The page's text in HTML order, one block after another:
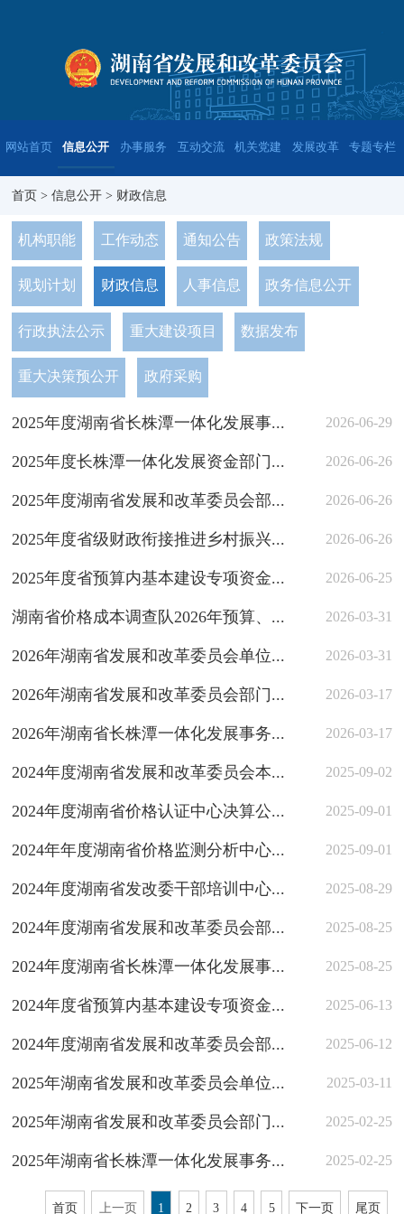
网站首页 信息公开 办事服务 互动交流 机关党建 发展改革 专题专栏
首页> 信息公开> 财政信息
机构职能 工作动态 通知公告 政策法规
规划计划 财政信息 人事信息 政务信息公开
行政执法公示 重大建设项目 数据发布
重大决策预公开 政府采购
2025年度湖南省长株潭一体化发展事... 2026-06-29
2025年度长株潭一体化发展资金部门... 2026-06-26
2025年度湖南省发展和改革委员会部... 2026-06-26
2025年度省级财政衔接推进乡村振兴... 2026-06-26
2025年度省预算内基本建设专项资金... 2026-06-25
湖南省价格成本调查队2026年预算、... 2026-03-31
2026年湖南省发展和改革委员会单位... 2026-03-31
2026年湖南省发展和改革委员会部门... 2026-03-17
2026年湖南省长株潭一体化发展事务... 2026-03-17
2024年度湖南省发展和改革委员会本... 2025-09-02
2024年度湖南省价格认证中心决算公... 2025-09-01
2024年年度湖南省价格监测分析中心... 2025-09-01
2024年度湖南省发改委干部培训中心... 2025-08-29
2024年度湖南省发展和改革委员会部... 2025-08-25
2024年度湖南省长株潭一体化发展事... 2025-08-25
2024年度省预算内基本建设专项资金... 2025-06-13
2024年度湖南省发展和改革委员会部... 2025-06-12
2025年湖南省发展和改革委员会单位... 2025-03-11
2025年湖南省发展和改革委员会部门... 2025-02-25
2025年湖南省长株潭一体化发展事务... 2025-02-25
首页 上一页 1 2 3 4 5 下一页 尾页